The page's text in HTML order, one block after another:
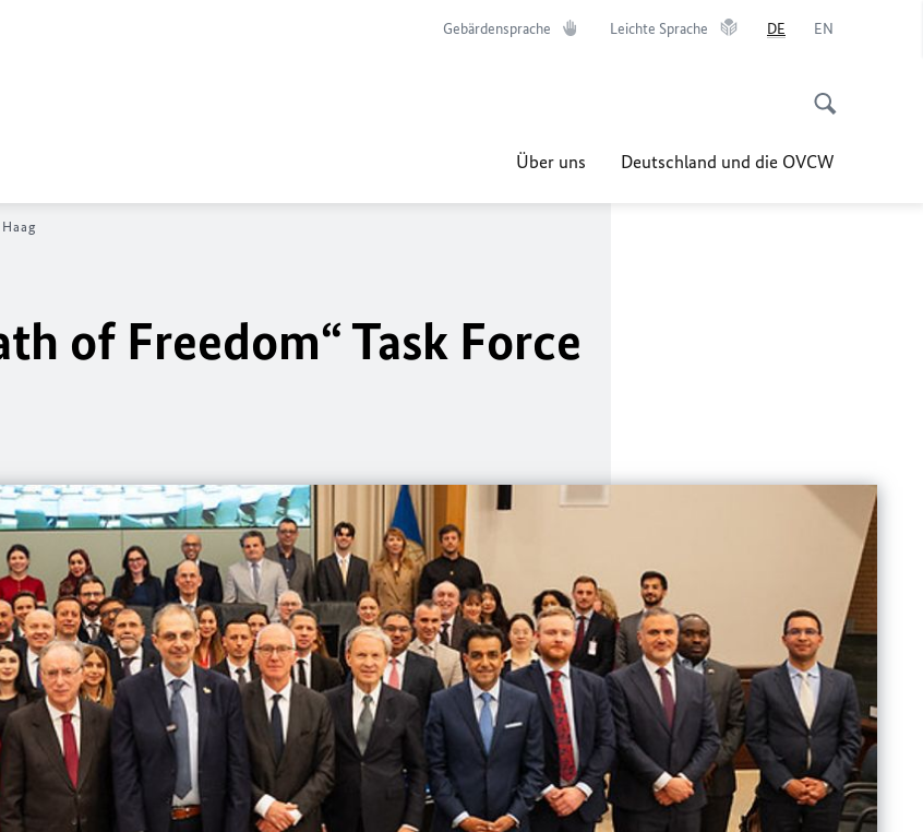
Gebärdensprache Leichte Sprache DE EN
Über uns Deutschland und die OVCW
of Freedom“ Task Force